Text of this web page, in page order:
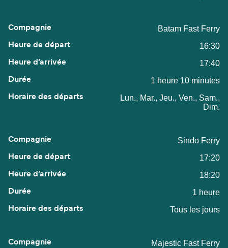
Batam Fast Ferry
16:30
17:40
1 heure 10 minutes
Lun., Mar., Jeu., Ven., Sam.,
Dim.
Sindo Ferry
17:20
18:20
1 heure
Tous les jours
Majestic Fast Ferry